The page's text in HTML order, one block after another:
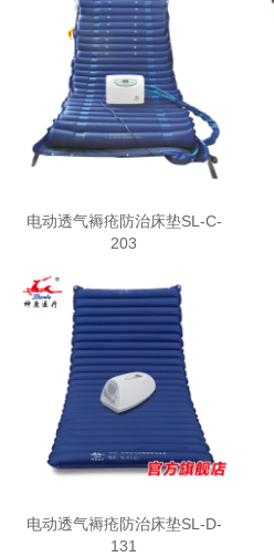
电动透气褥疮防治床垫SL-C-
203
电动透气褥疮防治床垫SL-D-
131